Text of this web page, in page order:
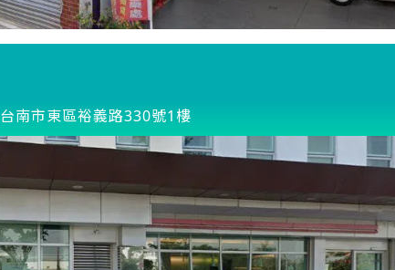
台南市東區裕義路330號1樓